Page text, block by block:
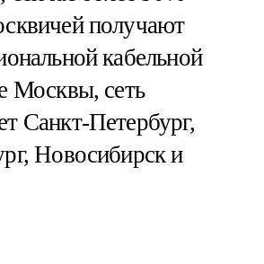
получают
кабельной
Москвы, сеть
Санкт-Петербург,
Новосибирск и